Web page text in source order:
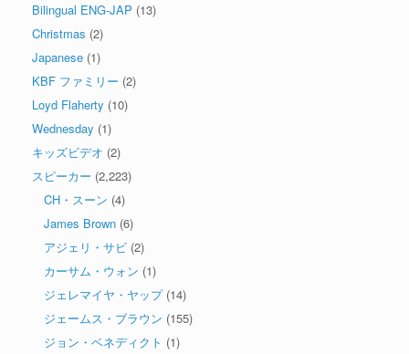
Bilingual ENG-JAP (13)
Christmas (2)
Japanese (1)
KBF ファミリー (2)
Loyd Flaherty (10)
Wednesday (1)
キッズビデオ (2)
スピーカー (2,223)
CH・スーン (4)
James Brown (6)
アジェリ・サビ (2)
カーサム・ウォン (1)
ジェレマイヤ・ヤップ(14)
ジェームス・ブラウン (155)
ジョン・ベネディクト (1)